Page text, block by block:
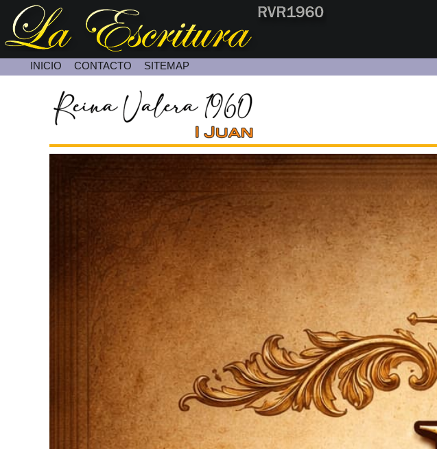
INICIO CONTACTO
Contacte con Nosotros
SITEMAP